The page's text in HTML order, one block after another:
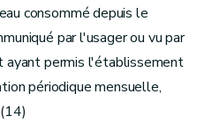
consommé depuis le
par l'usager ou vu par
ayant permis l'établissement
périodique mensuelle,
(14)